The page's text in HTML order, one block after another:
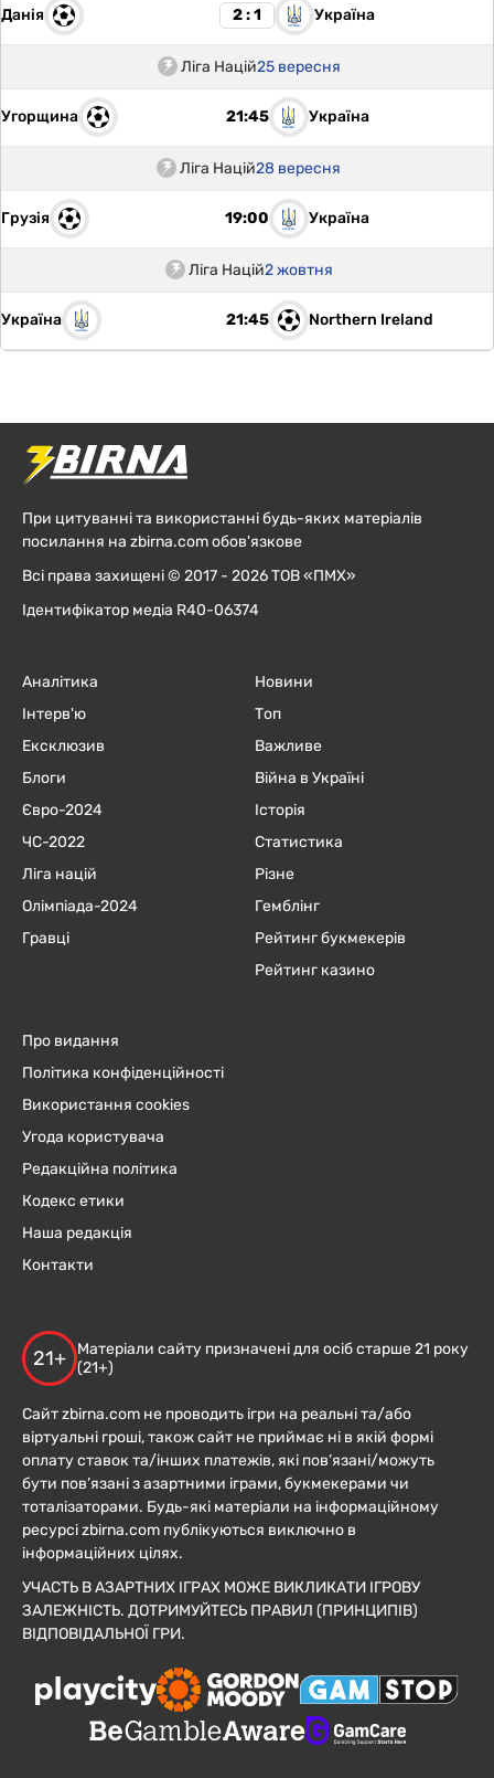
Данія 2 : 1 Україна
Ліга Націй25 вересня
Угорщина 21:45 Україна
Ліга Націй28 вересня
Грузія 19:00 Україна
Ліга Націй2 жовтня
Україна 21:45 Northern Ireland
При цитуванні та використанні будь-яких матеріалів
посилання на zbirna.com обов'язкове
Всі права захищені © 2017 - 2026 ТОВ «ПМХ»
Ідентифікатор медіа R40-06374
Аналітика
Інтерв'ю
Ексклюзив
Блоги
Євро-2024
ЧC-2022
Ліга націй
Олімпіада-2024
Гравці
Новини
Топ
Важливе
Війна в Україні
Історія
Статистика
Різне
Гемблінг
Рейтинг букмекерів
Рейтинг казино
Про видання
Політика конфіденційності
Використання cookies
Угода користувача
Редакційна політика
Кодекс етики
Наша редакція
Контакти
21+
Матеріали сайту призначені для осіб старше 21 року
(21+)
Сайт zbirna.com не проводить ігри на реальні та/або
віртуальні гроші, також сайт не приймає ні в якій формі
оплату ставок та/інших платежів, які пов’язані/можуть
бути пов’язані з азартними іграми, букмекерами чи
тоталізаторами. Будь-які матеріали на інформаційному
ресурсі zbirna.com публікуються виключно в
інформаційних цілях.
УЧАСТЬ В АЗАРТНИХ ІГРАХ МОЖЕ ВИКЛИКАТИ ІГРОВУ
ЗАЛЕЖНІСТЬ. ДОТРИМУЙТЕСЬ ПРАВИЛ (ПРИНЦИПІВ)
ВІДПОВІДАЛЬНОЇ ГРИ.